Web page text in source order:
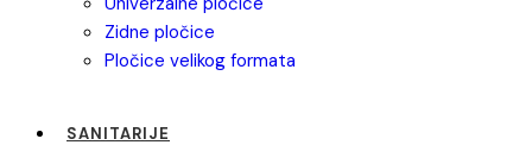
zidne pločice
pločice velikog formata
SANITARIJE